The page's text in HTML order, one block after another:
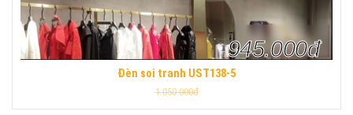
Đèn soi tranh UST138-5
945.000đ
1.050.000đ